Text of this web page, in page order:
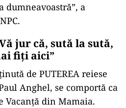
dumneavoastră”, a
jur că, sută la sută,
fiți aici”
de PUTEREA reiese
Anghel, se comportă ca
Vacanță din Mamaia.